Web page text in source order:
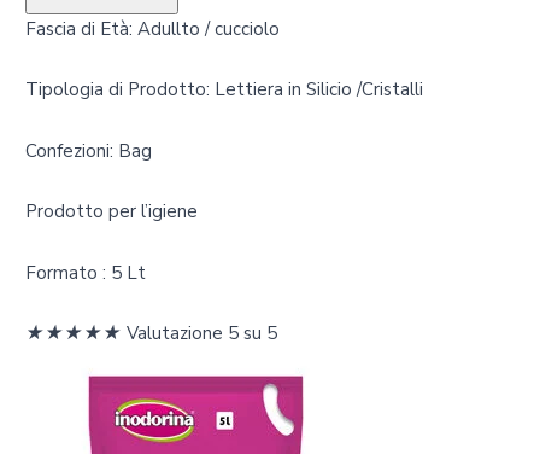
Fascia di Età: Adullto / cucciolo
Tipologia di Prodotto: Lettiera in Silicio /Cristalli
Confezioni: Bag
Prodotto per l’igiene
Formato : 5 Lt
★★★★★ Valutazione 5 su 5